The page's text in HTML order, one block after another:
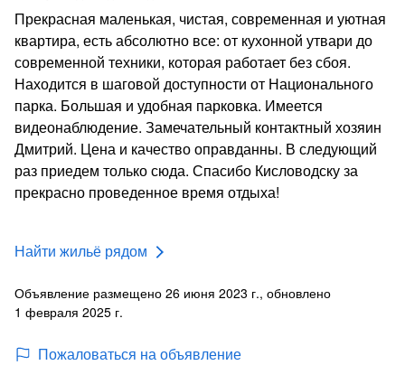
Прекрасная маленькая, чистая, современная и уютная
квартира, есть абсолютно все: от кухонной утвари до
современной техники, которая работает без сбоя.
Находится в шаговой доступности от Национального
парка. Большая и удобная парковка. Имеется
видеонаблюдение. Замечательный контактный хозяин
Дмитрий. Цена и качество оправданны. В следующий
раз приедем только сюда. Спасибо Кисловодску за
прекрасно проведенное время отдыха!
Найти жильё рядом
Объявление размещено 26 июня 2023 г., обновлено
1 февраля 2025 г.
Пожаловаться на объявление